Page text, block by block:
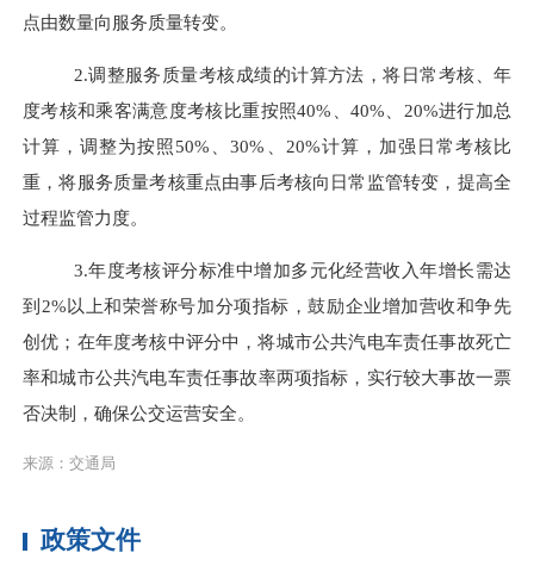
点由数量向服务质量转变。
2.调整服务质量考核成绩的计算方法，将日常考核、年
度考核和乘客满意度考核比重按照40%、40%、20%进行加总
计算，调整为按照50%、30%、20%计算，加强日常考核比
重，将服务质量考核重点由事后考核向日常监管转变，提高全
过程监管力度。
3.年度考核评分标准中增加多元化经营收入年增长需达
到2%以上和荣誉称号加分项指标，鼓励企业增加营收和争先
创优；在年度考核中评分中，将城市公共汽电车责任事故死亡
率和城市公共汽电车责任事故率两项指标，实行较大事故一票
否决制，确保公交运营安全。
来源：交通局
政策文件